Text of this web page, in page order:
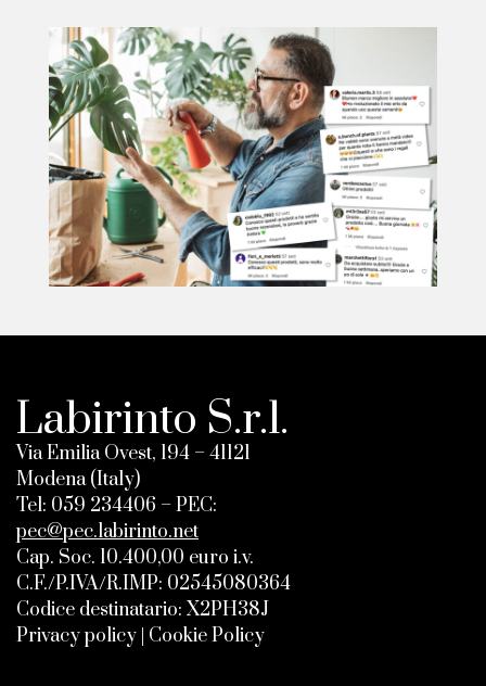
Labirinto S.r.l.
Via Emilia Ovest, 194 – 41121
Modena (Italy)
Tel: 059 234406 – PEC:
pec@pec.labirinto.net
Cap. Soc. 10.400,00 euro i.v.
C.F./P.IVA/R.IMP: 02545080364
Codice destinatario: X2PH38J
Privacy policy Cookie Policy